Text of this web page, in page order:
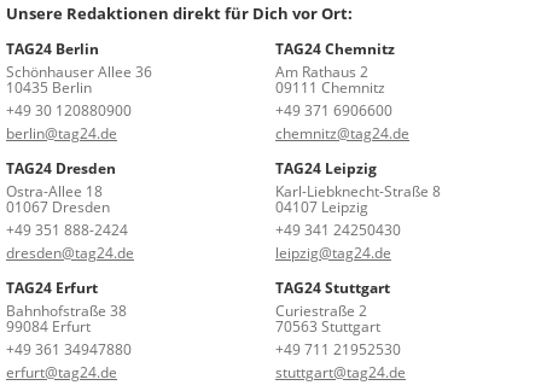
Unsere Redaktionen direkt für Dich vor Ort:
TAG24 Berlin
Schönhauser Allee 36
10435 Berlin
+49 30 120880900
berlin@tag24.de
TAG24 Chemnitz
Am Rathaus 2
09111 Chemnitz
+49 371 6906600
chemnitz@tag24.de
TAG24 Dresden
Ostra-Allee 18
01067 Dresden
+49 351 888-2424
dresden@tag24.de
TAG24 Leipzig
Karl-Liebknecht-Straße 8
04107 Leipzig
+49 341 24250430
leipzig@tag24.de
TAG24 Erfurt
Bahnhofstraße 38
99084 Erfurt
+49 361 34947880
erfurt@tag24.de
TAG24 Stuttgart
Curiestraße 2
70563 Stuttgart
+49 711 21952530
stuttgart@tag24.de